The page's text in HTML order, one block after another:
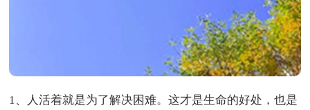
1、人活着就是为了解决困难。这才是生命的好处，也是